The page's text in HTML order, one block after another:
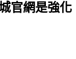
官網是強化